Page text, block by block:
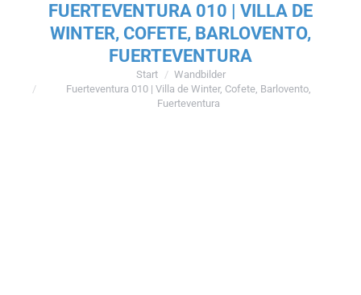
FUERTEVENTURA 010 | VILLA DE
WINTER, COFETE, BARLOVENTO,
FUERTEVENTURA
Start
Wandbilder
Fuerteventura 010 | Villa de Winter, Cofete, Barlovento,
Fuerteventura